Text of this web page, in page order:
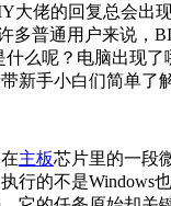
大佬的回复总会出
多普通用户来说，
什么呢？电脑出现了
新手小白们简单了
主板芯片里的一段
行的不是Windows